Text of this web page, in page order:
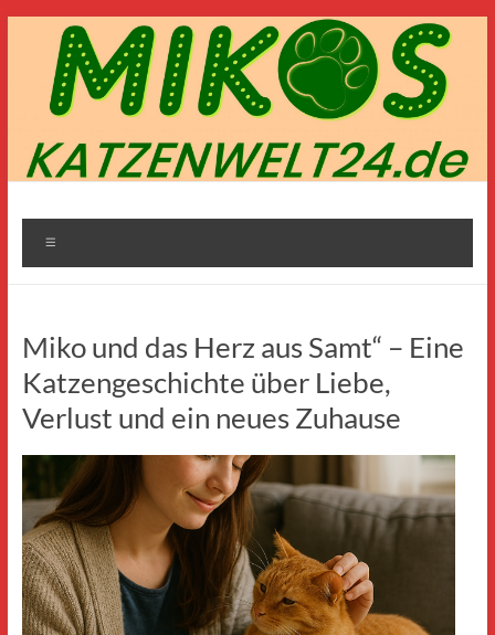
springen
Mikos-
Katzenwelt24.de
Miko und das Herz aus Samt“ – Eine
Katzengeschichte über Liebe,
Verlust und ein neues Zuhause